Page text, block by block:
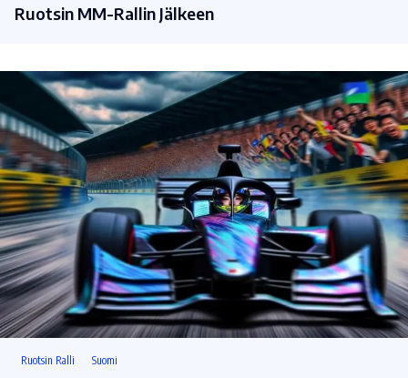
Ruotsin MM-Rallin Jälkeen
Ruotsin Ralli Suomi